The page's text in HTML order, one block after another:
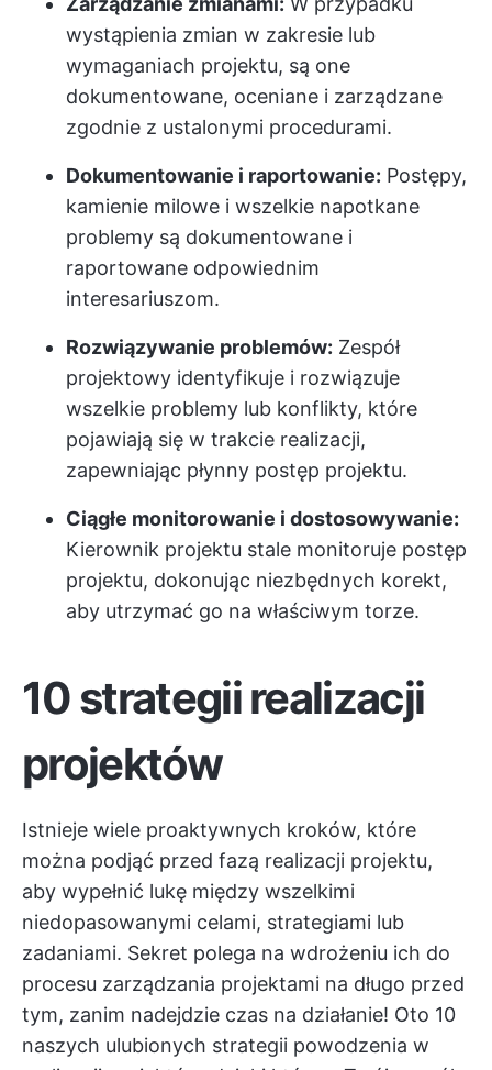
wystąpienia zmian w zakresie lub
wymaganiach projektu, są one
dokumentowane, oceniane i zarządzane
zgodnie z ustalonymi procedurami.
Dokumentowanie i raportowanie: Postępy,
kamienie milowe i wszelkie napotkane
problemy są dokumentowane i
raportowane odpowiednim
interesariuszom.
Rozwiązywanie problemów: Zespół
projektowy identyfikuje i rozwiązuje
wszelkie problemy lub konflikty, które
pojawiają się w trakcie realizacji,
zapewniając płynny postęp projektu.
Ciągłe monitorowanie i dostosowywanie:
Kierownik projektu stale monitoruje postęp
projektu, dokonując niezbędnych korekt,
aby utrzymać go na właściwym torze.
10 strategii realizacji
projektów
Istnieje wiele proaktywnych kroków, które
można podjąć przed fazą realizacji projektu,
aby wypełnić lukę między wszelkimi
niedopasowanymi celami, strategiami lub
zadaniami. Sekret polega na wdrożeniu ich do
procesu zarządzania projektami na długo przed
tym, zanim nadejdzie czas na działanie! Oto 10
naszych ulubionych strategii powodzenia w